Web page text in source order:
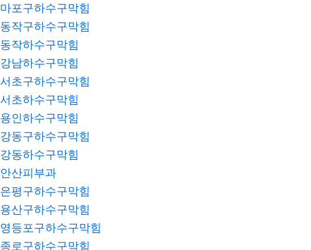
마포구하수구막힘
동작구하수구막힘
동작하수구막힘
강남하수구막힘
서초구하수구막힘
서초하수구막힘
용인하수구막힘
강동구하수구막힘
강동하수구막힘
안산피부과
은평구하수구막힘
용산구하수구막힘
영등포구하수구막힘
종로구하수구막힘